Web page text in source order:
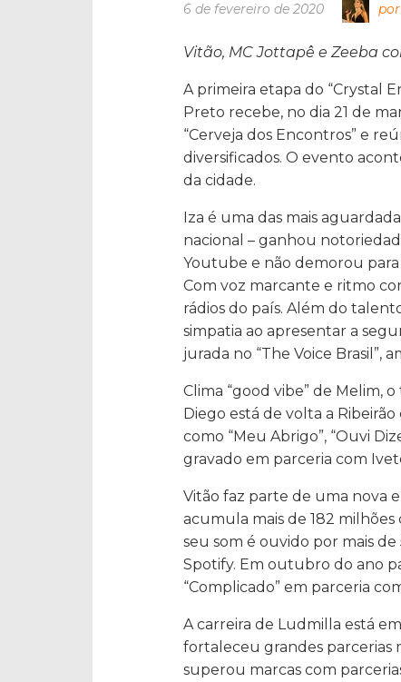
6 de fevereiro de 2020
Vitão, MC Jottapê e Zeeba
A primeira etapa do “Crystal
Preto recebe, no dia 21 de
“Cerveja dos Encontros” e
diversificados. O evento
da cidade.
Iza é uma das mais
nacional – ganhou
Youtube e não demorou
Com voz marcante e ritmo
rádios do país. Além do
simpatia ao apresentar a
jurada no “The Voice Brasil”,
Clima “good vibe” de Melim,
Diego está de volta a
como “Meu Abrigo”, “Ouvi
gravado em parceria com
Vitão faz parte de uma nova
acumula mais de 182
seu som é ouvido por mais de
Spotify. Em outubro do ano
“Complicado” em parceria
A carreira de Ludmilla está
fortaleceu grandes parcerias
superou marcas com